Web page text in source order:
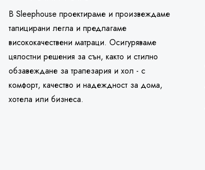
В Sleephouse проектираме и произвеждаме
тапицирани легла и предлагаме
висококачествени матраци. Осигуряваме
цялостни решения за сън, както и стилно
обзавеждане за трапезария и хол - с
комфорт, качество и надеждност за дома,
хотела или бизнеса.